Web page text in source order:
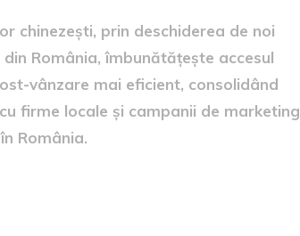
chinezești, prin deschiderea de noi
România, îmbunătățește accesul
vânzare mai eficient, consolidând
firme locale și campanii de marketing
România.